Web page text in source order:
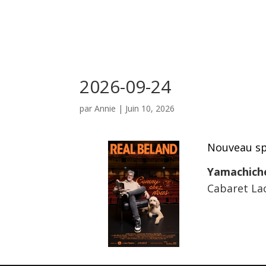
2026-09-24
parAnnie | Juin 10, 2026
Nouveau
Cabaret